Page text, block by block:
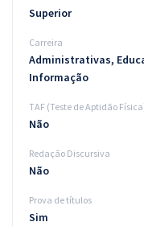
Superior
Carreira
Administrativas,
Informação
TAF (Teste de Aptidão
Não
Redação Discursiva
Não
Prova de títulos
Sim